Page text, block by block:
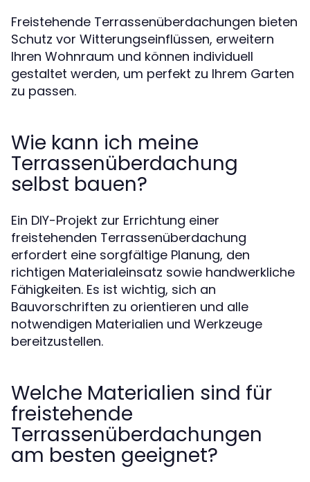
Freistehende Terrassenüberdachungen bieten
Schutz vor Witterungseinflüssen, erweitern
Ihren Wohnraum und können individuell
gestaltet werden, um perfekt zu Ihrem Garten
zu passen.
Wie kann ich meine
Terrassenüberdachung
selbst bauen?
Ein DIY-Projekt zur Errichtung einer
freistehenden Terrassenüberdachung
erfordert eine sorgfältige Planung, den
richtigen Materialeinsatz sowie handwerkliche
Fähigkeiten. Es ist wichtig, sich an
Bauvorschriften zu orientieren und alle
notwendigen Materialien und Werkzeuge
bereitzustellen.
Welche Materialien sind für
freistehende
Terrassenüberdachungen
am besten geeignet?